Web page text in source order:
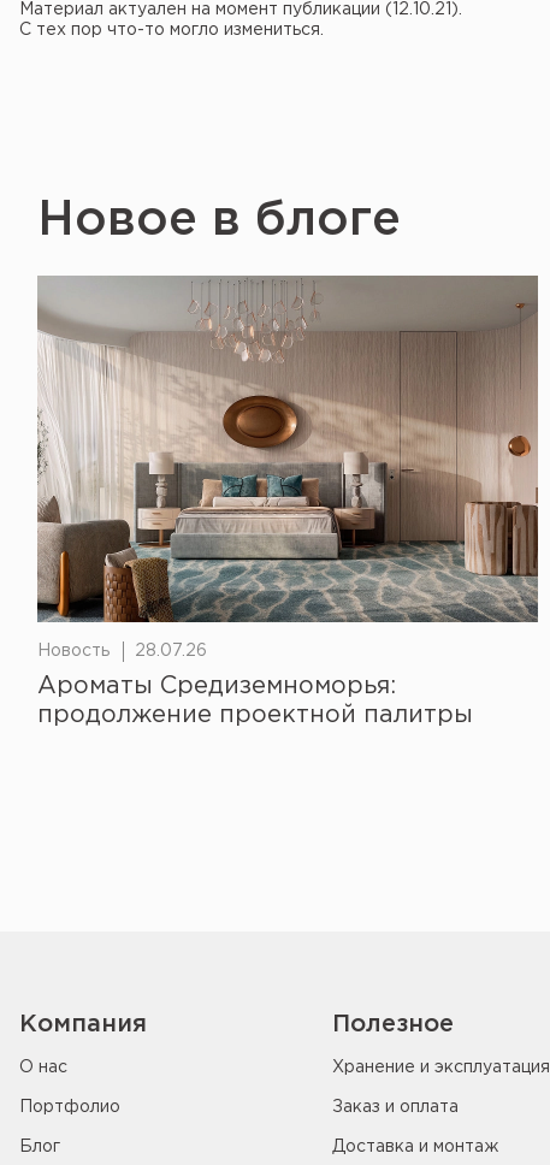
Материал актуален на момент публикации (12.10.21).
С тех пор что-то могло измениться.
Новое в блоге
Новость 28.07.26
Ароматы Средиземноморья:
продолжение проектной палитры
Компания
О нас
Портфолио
Блог
Полезное
Хранение и эксплуатация
Заказ и оплата
Доставка и монтаж